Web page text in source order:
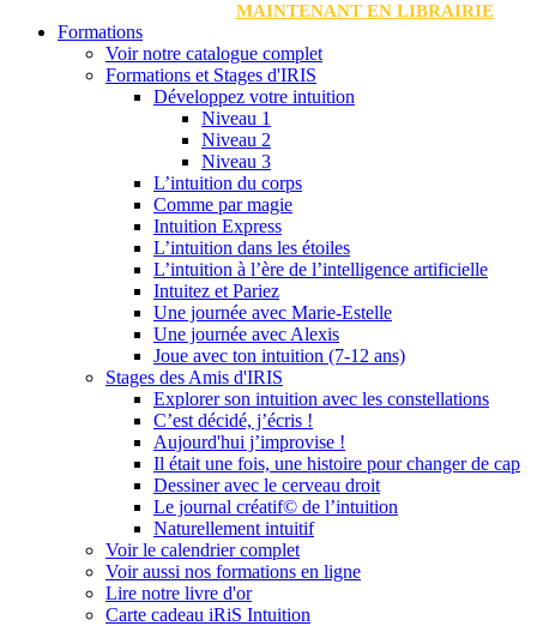
MAINTENANT EN LIBRAIRIE
Formations
Voir notre catalogue complet
Formations et Stages d'IRIS
Développez votre intuition
Niveau 1
Niveau 2
Niveau 3
L’intuition du corps
Comme par magie
Intuition Express
L’intuition dans les étoiles
L’intuition à l’ère de l’intelligence artificielle
Intuitez et Pariez
Une journée avec Marie-Estelle
Une journée avec Alexis
Joue avec ton intuition (7-12 ans)
Stages des Amis d'IRIS
Explorer son intuition avec les constellations
C’est décidé, j’écris !
Aujourd'hui j’improvise !
Il était une fois, une histoire pour changer de cap
Dessiner avec le cerveau droit
Le journal créatif© de l’intuition
Naturellement intuitif
Voir le calendrier complet
Voir aussi nos formations en ligne
Lire notre livre d'or
Carte cadeau iRiS Intuition